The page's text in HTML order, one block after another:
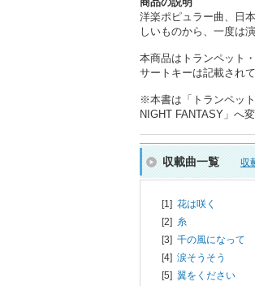
洋楽ポピュラー曲、日
しいものから、一度は
本商品はトランペット
サートキーは記載され
※本書は「トランペッ
NIGHT FANTASY」へ
収載曲一覧 収
[1] 花は咲く
[2] 糸
[3] 千の風になって
[4] 涙そうそう
[5] 翼をください